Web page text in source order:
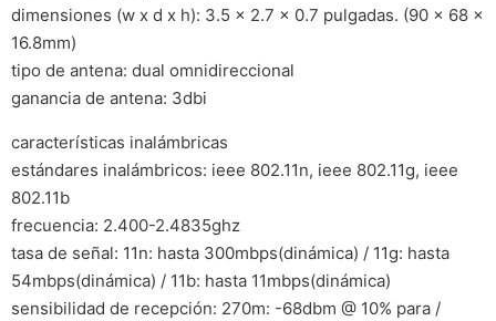
dimensiones (w x d x h): 3.5 x 2.7 x 0.7 pulgadas. (90 x 68 x
16.8mm)
tipo de antena: dual omnidireccional
ganancia de antena: 3dbi
características inalámbricas
estándares inalámbricos: ieee 802.11n, ieee 802.11g, ieee
802.11b
frecuencia: 2.400-2.4835ghz
tasa de señal: 11n: hasta 300mbps(dinámica) / 11g: hasta
54mbps(dinámica) / 11b: hasta 11mbps(dinámica)
sensibilidad de recepción: 270m: -68dbm @ 10% para /